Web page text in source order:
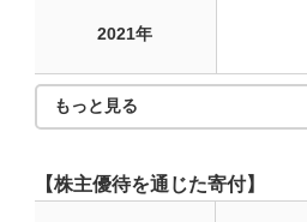
2021年
もっと見る
【株主優待を通じた寄付】